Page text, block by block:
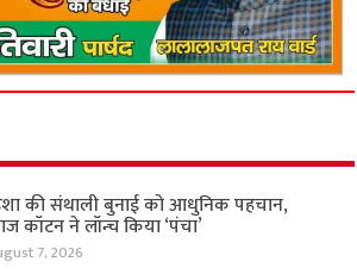
की संथाली बुनाई को आधुनिक पहचान,
कॉटन ने लॉन्च किया ‘पंचा’
7, 2026